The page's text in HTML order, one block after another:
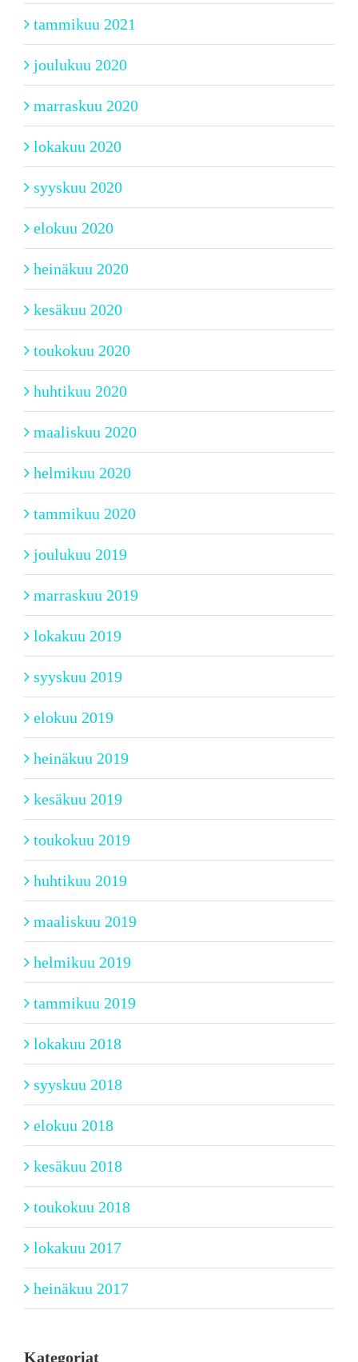
tammikuu 2021
joulukuu 2020
marraskuu 2020
lokakuu 2020
syyskuu 2020
elokuu 2020
heinäkuu 2020
kesäkuu 2020
toukokuu 2020
huhtikuu 2020
maaliskuu 2020
helmikuu 2020
tammikuu 2020
joulukuu 2019
marraskuu 2019
lokakuu 2019
syyskuu 2019
elokuu 2019
heinäkuu 2019
kesäkuu 2019
toukokuu 2019
huhtikuu 2019
maaliskuu 2019
helmikuu 2019
tammikuu 2019
lokakuu 2018
syyskuu 2018
elokuu 2018
kesäkuu 2018
toukokuu 2018
lokakuu 2017
heinäkuu 2017
Kategoriat